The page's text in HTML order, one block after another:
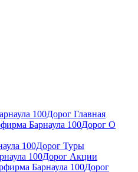
Главная
О
Туры
Акции